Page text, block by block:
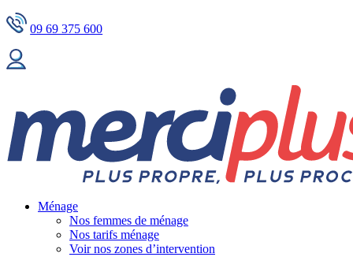
09 69 375 600
Ménage
Nos femmes de ménage
Nos tarifs ménage
Voir nos zones d’intervention